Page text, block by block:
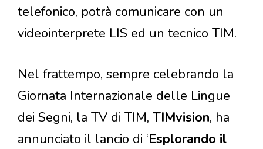
telefonico, potrà comunicare con un
videointerprete LIS ed un tecnico TIM.
Nel frattempo, sempre celebrando la
Giornata Internazionale delle Lingue
dei Segni, la TV di TIM, TIMvision, ha
annunciato il lancio di ‘Esplorando il